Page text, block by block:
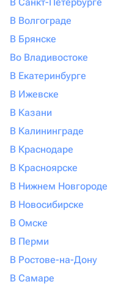
В Волгограде
В Брянске
Во Владивостоке
В Екатеринбурге
В Ижевске
В Казани
В Калининграде
В Краснодаре
В Красноярске
В Нижнем Новгороде
В Новосибирске
В Омске
В Перми
В Ростове-на-Дону
В Самаре